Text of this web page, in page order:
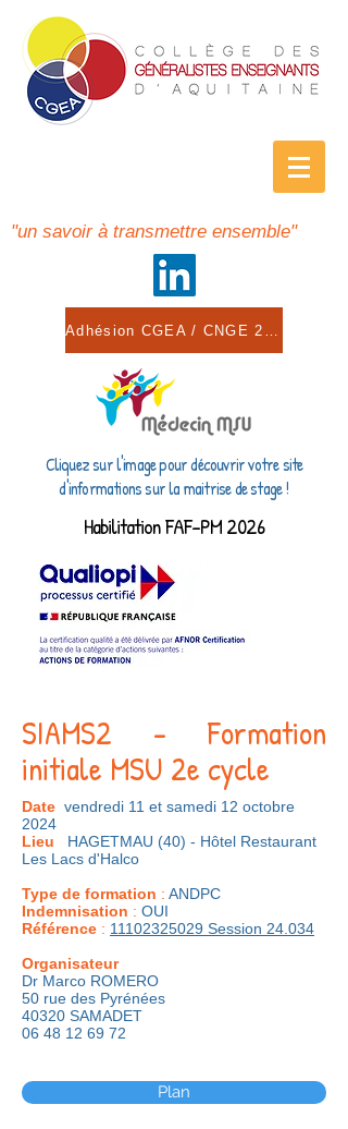
"un savoir à transmettre ensemble"
Cliquez sur l'image pour découvrir votre site
d'informations sur la maitrise de stage !
Habilitation FAF-PM 2026
SIAMS2 - Formation
initiale MSU 2e cycle
Date vendredi 11 et samedi 12 octobre
2024
Lieu
HAGETMAU (40) - Hôtel Restaurant
Les Lacs d'Halco
Type de formation : ANDPC
Indemnisation : OUI
Référence : 11102325029 Session 24.034
Organisateur
Dr Marco ROMERO
50 rue des Pyrénées
40320 SAMADET
06 48 12 69 72
Plan